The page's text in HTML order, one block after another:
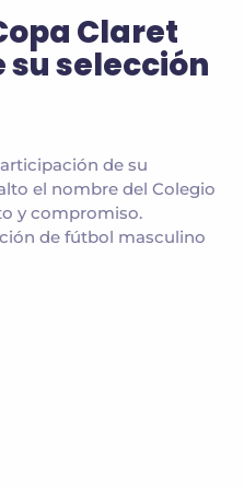
Claret
selección
de su
el nombre del Colegio
y compromiso.
de fútbol masculino